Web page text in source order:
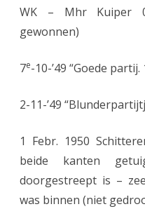
WK – Mhr Kuiper
gewonnen)
7e-10-’49 “Goede
2-11-’49
1 Febr. 1950
beide kanten
doorgestreept is –
was binnen (niet